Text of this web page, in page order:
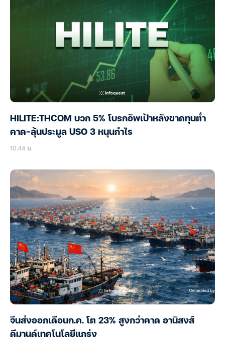
HILITE:THCOM บวก 5% โบรกอัพเป้าหลังขาดทุนต่ำ
คาด-ลุ้นประมูล USO 3 หนุนกำไร
10:44 น.
จีนส่งออกเดือนก.ค. โต 23% สูงกว่าคาด อานิสงส์
ดีมานด์เทคโนโลยีแกร่ง